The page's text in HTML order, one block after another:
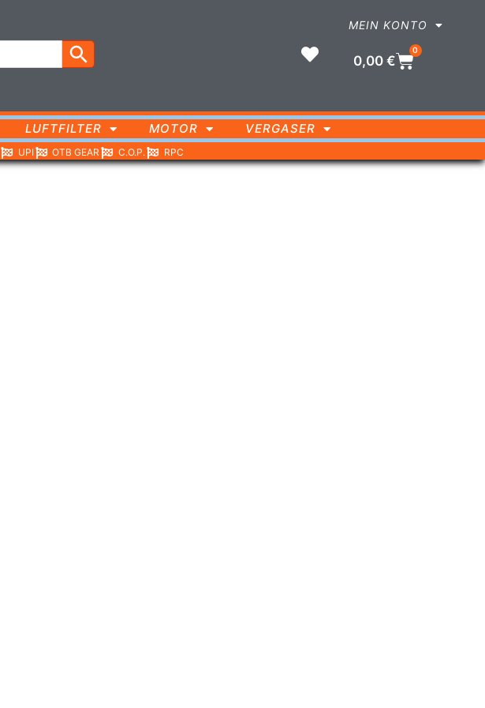
MEIN KONTO
0,00 €
0
LUFTFILTER MOTOR VERGASER
UPI OTB GEAR C.O.P. RPC